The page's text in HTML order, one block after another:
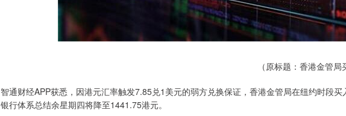
（原标题：香港金管
智通财经APP获悉，因港元汇率触发7.85兑1美元的弱方兑换保证，香港金管局在纽约时段
银行体系总结余星期四将降至1441.75港元。